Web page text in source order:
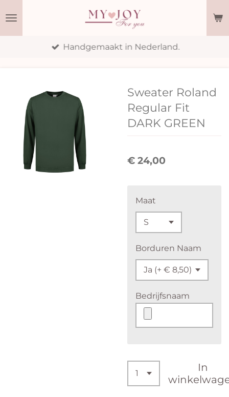
Handgemaakt in Nederland.
Sweater Roland
Regular Fit
DARK GREEN
€ 24,00
Maat
Borduren Naam
Bedrijfsnaam
In